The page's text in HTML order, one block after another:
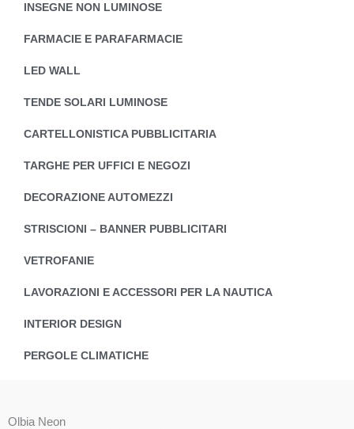
INSEGNE NON LUMINOSE
FARMACIE E PARAFARMACIE
LED WALL
TENDE SOLARI LUMINOSE
CARTELLONISTICA PUBBLICITARIA
TARGHE PER UFFICI E NEGOZI
DECORAZIONE AUTOMEZZI
STRISCIONI – BANNER PUBBLICITARI
VETROFANIE
LAVORAZIONI E ACCESSORI PER LA NAUTICA
INTERIOR DESIGN
PERGOLE CLIMATICHE
Olbia Neon